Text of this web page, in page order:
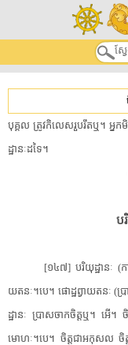
បុគ្គល ត្រូវ​កិលេស​រួបរឹត​ឬ។ អ្នក​
ដ្ឋានៈ​ដទៃ។
ប
[១៤៧] បរិយុ​ដ្ឋានៈ (ក
យតនៈ។បេ។ ផោដ្ឋព្វា​យតនៈ (
ដ្ឋានៈ ប្រាសចាក​ចិត្ត​ឬ។ អើ
មោហៈ។បេ។ ចិត្តជា​អកុសល ចិត្